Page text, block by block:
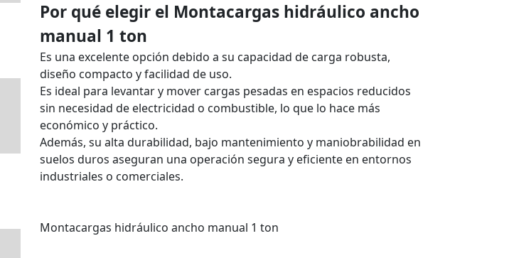
Por qué elegir el Montacargas hidráulico ancho
manual 1 ton
Es una excelente opción debido a su capacidad de carga robusta,
diseño compacto y facilidad de uso.
Es ideal para levantar y mover cargas pesadas en espacios reducidos
sin necesidad de electricidad o combustible, lo que lo hace más
económico y práctico.
Además, su alta durabilidad, bajo mantenimiento y maniobrabilidad en
suelos duros aseguran una operación segura y eficiente en entornos
industriales o comerciales.
Montacargas hidráulico ancho manual 1 ton